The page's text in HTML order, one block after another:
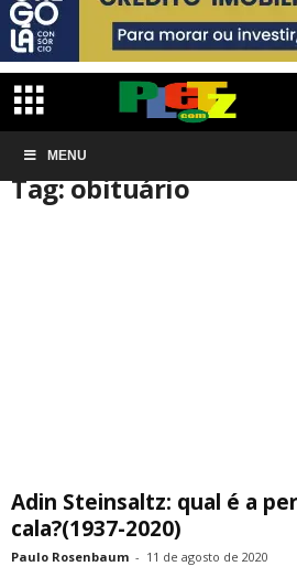
MENU
Início Tags
Tag: obituário
Adin Steinsaltz: qual é a
cala?(1937-2020)
Paulo Rosenbaum - 11 de agosto de 2020